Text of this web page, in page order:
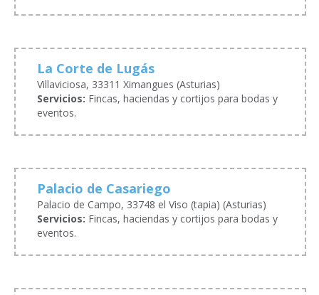
La Corte de Lugás
Villaviciosa, 33311 Ximangues (Asturias)
Servicios: Fincas, haciendas y cortijos para bodas y
eventos.
Palacio de Casariego
Palacio de Campo, 33748 el Viso (tapia) (Asturias)
Servicios: Fincas, haciendas y cortijos para bodas y
eventos.